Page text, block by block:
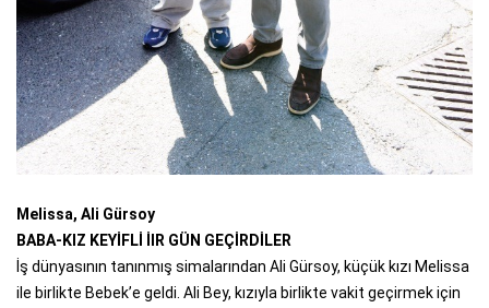
Melissa, Ali Gürsoy
BABA-KIZ KEYİFLİ İIR GÜN GEÇİRDİLER
İş dünyasının tanınmış simalarından Ali Gürsoy, küçük kızı Melissa
ile birlikte Bebek’e geldi. Ali Bey, kızıyla birlikte vakit geçirmek için